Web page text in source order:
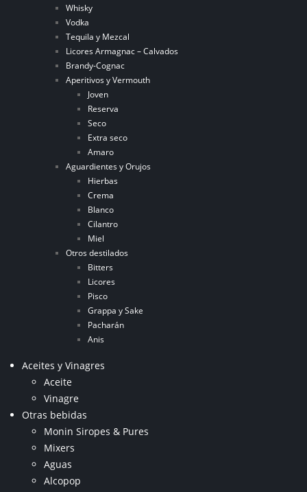
Whisky
Vodka
Tequila y Mezcal
Licores Armagnac – Calvados
Brandy-Cognac
Aperitivos y Vermouth
Joven
Reserva
Seco
Extra seco
Amaro
Aguardientes y Orujos
Hierbas
Crema
Blanco
Cilantro
Miel
Otros destilados
Bitters
Licores
Pisco
Grappa y Sake
Pacharán
Anis
Aceites y Vinagres
Aceite
Vinagre
Otras bebidas
Monin Siropes & Pures
Mixers
Aguas
Alcopop